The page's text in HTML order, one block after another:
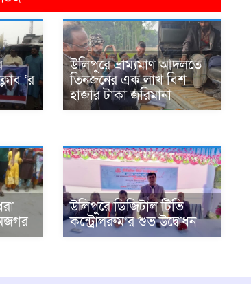
‘র
উলিপুরে ভ্রাম্যমাণ আদলতে
তিনজনের এক লাখ বিশ
হাজার টাকা জরিমানা
উ‌লিপু‌রে ডিজিটাল টিভি
কন্ট্রোলরুম’র শুভ উদ্বোধন